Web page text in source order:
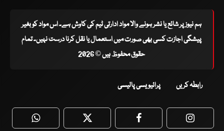
ہم نیوز پر شائع یا نشر ہونے والا مواد ادارتی ٹیم کی کاوش ہے۔ اس مواد کو بغیر
پیشگی اجازت کسی بھی صورت میں استعمال یا نقل کرنا درست نہیں۔ تمام
حقوق محفوظ ہیں © 2026
رابطہ کریں پرائیویسی پالیسی
WhatsApp Twitter Facebook